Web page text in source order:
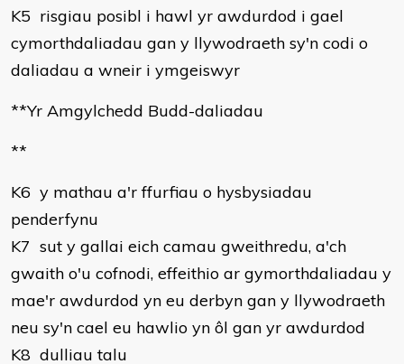
K5 risgiau posibl i hawl yr awdurdod i gael
cymorthdaliadau gan y llywodraeth sy'n codi o
daliadau a wneir i ymgeiswyr
**Yr Amgylchedd Budd-daliadau
**
K6 y mathau a'r ffurfiau o hysbysiadau
penderfynu
K7 sut y gallai eich camau gweithredu, a'ch
gwaith o'u cofnodi, effeithio ar gymorthdaliadau y
mae'r awdurdod yn eu derbyn gan y llywodraeth
neu sy'n cael eu hawlio yn ôl gan yr awdurdod
K8 dulliau talu